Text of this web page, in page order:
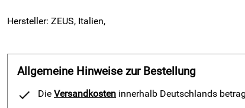
Hersteller: ZEUS, Italien,
Allgemeine Hinweise zur Bestellung
Die Versandkosten innerhalb Deutschlands